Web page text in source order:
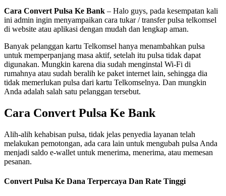
Cara Convert Pulsa Ke Bank – Halo guys, pada kesempatan kali
ini admin ingin menyampaikan cara tukar / transfer pulsa telkomsel
di website atau aplikasi dengan mudah dan lengkap aman.
Banyak pelanggan kartu Telkomsel hanya menambahkan pulsa
untuk memperpanjang masa aktif, setelah itu pulsa tidak dapat
digunakan. Mungkin karena dia sudah menginstal Wi-Fi di
rumahnya atau sudah beralih ke paket internet lain, sehingga dia
tidak memerlukan pulsa dari kartu Telkomselnya. Dan mungkin
Anda adalah salah satu pelanggan tersebut.
Cara Convert Pulsa Ke Bank
Alih-alih kehabisan pulsa, tidak jelas penyedia layanan telah
melakukan pemotongan, ada cara lain untuk mengubah pulsa Anda
menjadi saldo e-wallet untuk menerima, menerima, atau memesan
pesanan.
Convert Pulsa Ke Dana Terpercaya Dan Rate Tinggi